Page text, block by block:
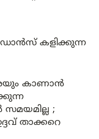
കളിക്കുന്ന
കാണാൻ
;
താക്കറെ